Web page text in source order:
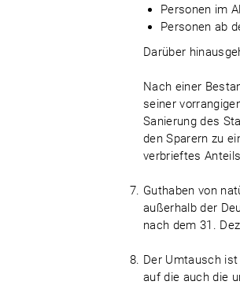
Personen im
Personen ab
Darüber
Nach einer
seiner
Sanierung des
den Sparern zu
verbrieftes
Guthaben von
außerhalb der
nach dem 31.
Der Umtausch
auf die auch die